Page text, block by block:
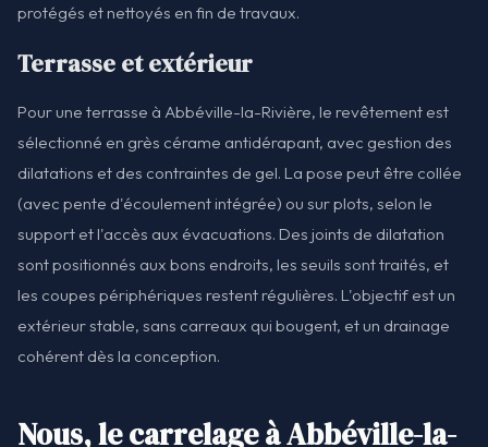
protégés et nettoyés en fin de travaux.
Terrasse et extérieur
Pour une terrasse à Abbéville-la-Rivière, le revêtement est
sélectionné en grès cérame antidérapant, avec gestion des
dilatations et des contraintes de gel. La pose peut être collée
(avec pente d'écoulement intégrée) ou sur plots, selon le
support et l'accès aux évacuations. Des joints de dilatation
sont positionnés aux bons endroits, les seuils sont traités, et
les coupes périphériques restent régulières. L'objectif est un
extérieur stable, sans carreaux qui bougent, et un drainage
cohérent dès la conception.
Nous, le carrelage à Abbéville-la-